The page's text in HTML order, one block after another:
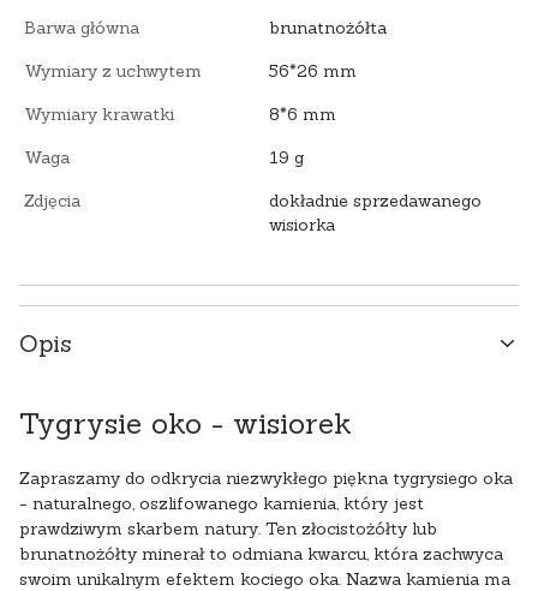
Barwa główna
brunatnożółta
Wymiary z uchwytem
56*26 mm
Wymiary krawatki
8*6 mm
Waga
19 g
Zdjęcia
dokładnie sprzedawanego
wisiorka
Opis
Tygrysie oko - wisiorek
Zapraszamy do odkrycia niezwykłego piękna tygrysiego oka
- naturalnego, oszlifowanego kamienia, który jest
prawdziwym skarbem natury. Ten złocistożółty lub
brunatnożółty minerał to odmiana kwarcu, która zachwyca
swoim unikalnym efektem kociego oka. Nazwa kamienia ma